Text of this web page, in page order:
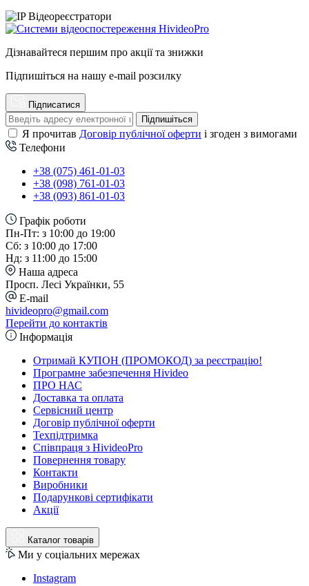
Дізнавайтеся першим про акції та знижки
Підпишіться на нашу e-mail розсилку
Підписатися
Підпишіться
Я прочитав Договір публічної оферти і згоден з вимогами
Телефони
+38 (075) 461-01-03
+38 (098) 761-01-03
+38 (093) 861-01-03
Графік роботи
Пн-Пт: з 10:00 до 19:00
Сб: з 10:00 до 17:00
Нд: з 11:00 до 15:00
Наша адреса
Просп. Лесі Українки, 55
E-mail
hivideopro@gmail.com
Перейти до контактів
Інформація
Отримай КУПОН (ПРОМОКОД) за реєстрацію!
Програмне забезпечення Hivideo
ПРО НАС
Доставка та оплата
Сервісний центр
Договір публічної оферти
Техпідтримка
Співпраця з HivideoPro
Повернення товару
Контакти
Виробники
Подарункові сертифікати
Акції
Каталог товарів
Ми у соціальних мережах
Instagram